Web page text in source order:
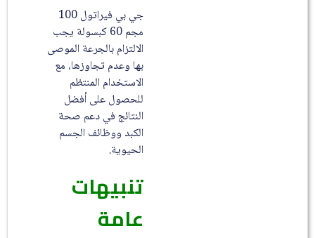
جي بي فيراتول 100
مجم 60 كبسولة يجب
الالتزام بالجرعة الموصى
بها وعدم تجاوزها، مع
الاستخدام المنتظم
للحصول على أفضل
النتائج في دعم صحة
الكبد ووظائف الجسم
الحيوية.
تنبيهات
عامة